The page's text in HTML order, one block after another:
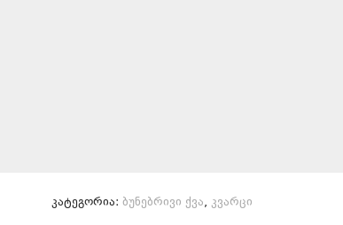
კატეგორია: ბუნებრივი ქვა, კვარცი